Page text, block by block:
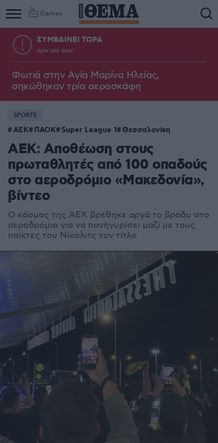
Games
ΣΥΜΒΑΙΝΕΙ ΤΩΡΑ
πριν μία ώρα
Φωτιά στην Aγία Μαρίνα Ηλείας,
σηκώθηκαν τρία αεροσκάφη
SPORTS
ΑΕΚ ΠΑΟΚ Super League 1 Θεσσαλονίκη
AEK: Αποθέωση στους
πρωταθλητές από 100 οπαδούς
στο αεροδρόμιο «Μακεδονία»,
βίντεο
Ο κόσμος της ΑΕΚ βρέθηκε αργά το βράδυ στο
αεροδρόμιο για να πανηγυρίσει μαζί με τους
παίκτες του Νίκολιτς τον τίτλο